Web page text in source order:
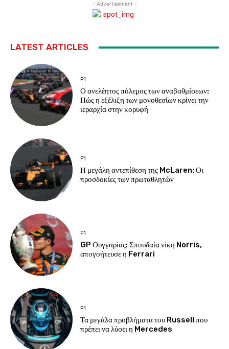
- Advertisement -
LATEST ARTICLES
F1
Ο ανελέητος πόλεμος των αναβαθμίσεων:
Πώς η εξέλιξη των μονοθεσίων κρίνει την
ιεραρχία στην κορυφή
F1
Η μεγάλη αντεπίθεση της McLaren: Οι
προσδοκίες των πρωταθλητών
F1
GP Ουγγαρίας: Σπουδαία νίκη Norris,
απογοήτευσε η Ferrari
F1
Τα μεγάλα προβλήματα του Russell που
πρέπει να λύσει η Mercedes